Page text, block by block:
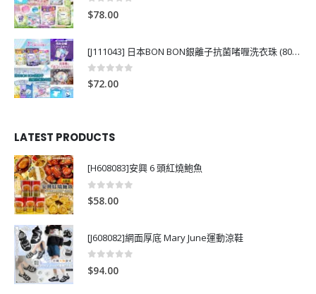
0
$78.00
[J111043] 日本BON BON銀離子抗菌啫喱洗衣珠 (80粒)
0out of 5
$72.00
LATEST PRODUCTS
[H608083]安興 6 頭紅燒鮑魚
0
$58.00
[J608082]網面厚底 Mary June運動涼鞋
0
$94.00